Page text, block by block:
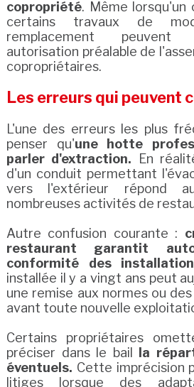
copropriété. Même lorsqu'un
certains travaux de
remplacement
autorisation préalable de
copropriétaires.
Les erreurs qui peuvent
L'une des erreurs les plus
penser qu'une hotte
parler d'extraction.
En
d'un conduit permettant
vers l'extérieur répond
nombreuses activités de
Autre confusion courante :
restaurant garantit
conformité des
installée il y a vingt ans peut
une remise aux normes ou
avant toute nouvelle
Certains propriétaires
préciser dans le bail
la
éventuels. Cette imprécision
litiges lorsque des